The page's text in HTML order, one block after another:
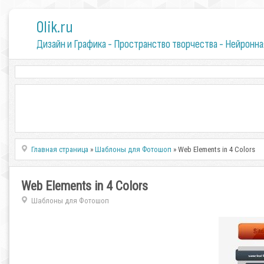
0lik.ru
Дизайн и Графика - Пространство творчества -
Главная страница »Шаблоны для Фотошоп » Web Elements in 4 Colors
Web Elements in 4 Colors
Шаблоны для Фотошоп